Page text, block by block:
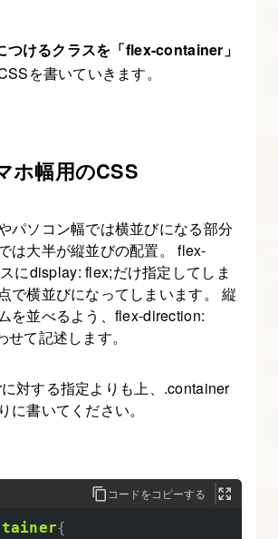
つけるクラスを「flex-container」
を書いていきます。
ホ幅用のCSS
パソコン幅では横並びになる部分
は大半が縦並びの配置。 flex-
にdisplay: flex;だけ指定してしま
で横並びになってしまいます。 縦
を並べるよう、flex-direction:
て記述します。
対する指定よりも上、.container
に書いてください。
コードをコピーする
{